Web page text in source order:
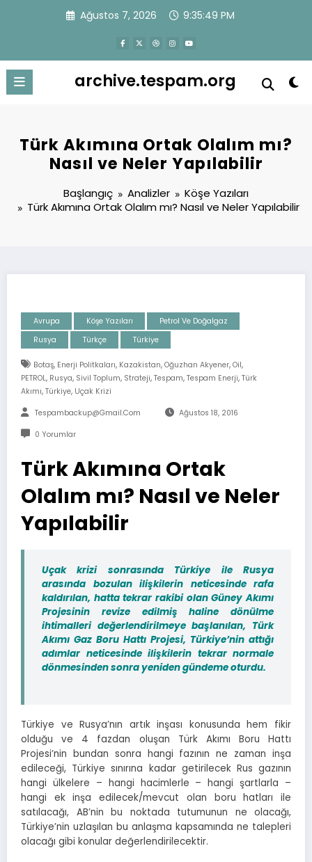
Ağustos 7, 2026 9:35:49 PM
archive.tespam.org
Türk Akımına Ortak Olalım mı?
Nasıl ve Neler Yapılabilir
Başlangıç Analizler
Köşe Yazıları
Türk Akımına Ortak Olalım mı? Nasıl ve Neler Yapılabilir
Avrupa Köşe Yazıları
Petrol Ve Doğalgaz
Rusya
Türkçe Türkiye
Botaş, Enerji Politkaları, Kazakistan, Oğuzhan Akyener, Oil,
PETROL, Rusya, Sivil Toplum, Strateji, Tespam, Tespam Enerji, Türk
Akımı, Türkiye, Uçak Krizi
Tespambackup@gmail.com Ağustos 18, 2016
0 Yorumlar
Türk Akımına Ortak
Olalım mı? Nasıl ve Neler
Yapılabilir
Uçak krizi sonrasında Türkiye ile Rusya
arasında bozulan ilişkilerin neticesinde rafa
kaldırılan, hatta tekrar rakibi olan Güney Akımı
Projesinin revize edilmiş haline dönülme
ihtimalleri değerlendirilmeye başlanılan, Türk
Akımı Gaz Boru Hattı Projesi, Türkiye’nin attığı
adımlar neticesinde ilişkilerin tekrar normale
dönmesinden sonra yeniden gündeme oturdu.
Türkiye ve Rusya’nın artık inşası konusunda hem fikir
olduğu ve 4 fazdan oluşan Türk Akımı Boru Hattı
Projesi’nin bundan sonra hangi fazının ne zaman inşa
edileceği, Türkiye sınırına kadar getirilecek Rus gazının
hangi ülkelere – hangi hacimlerle – hangi şartlarla –
hangi ek inşa edilecek/mevcut olan boru hatları ile
satılacağı, AB’nin bu noktada tutumunun ne olacağı,
Türkiye’nin uzlaşılan bu anlaşma kapsamında ne talepleri
olacağı gibi konular değerlendirilecektir.